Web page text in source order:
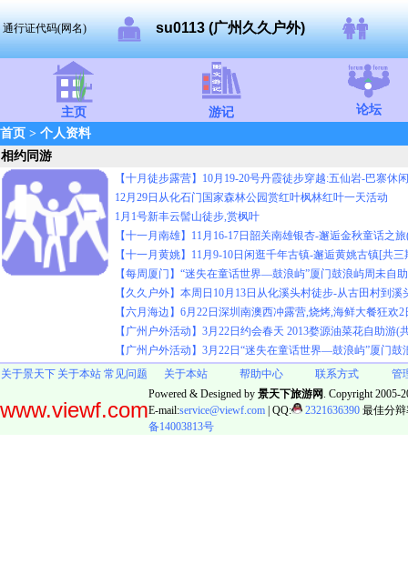
通行证代码(网名) su0113 (广州久久户外)
主页 游记
论坛
首页 > 个人资料
相约同游
【十月徒步露营】10月19-20号丹霞徒步穿越:五仙岩-巴寨休
12月29日从化石门国家森林公园赏红叶枫林红叶一天活动
1月1号新丰云髻山徒步,赏枫叶
【十一月南雄】11月16-17日韶关南雄银杏-邂逅金秋童话之
【十一月黄姚】11月9-10日闲逛千年古镇-邂逅黄姚古镇[共三
【每周厦门】“迷失在童话世界—鼓浪屿”厦门鼓浪屿周未自
【久久户外】本周日10月13日从化溪头村徒步-从古田村到溪
【六月海边】6月22日深圳南澳西冲露营,烧烤,海鲜大餐狂欢
【广州户外活动】3月22日约会春天 2013婺源油菜花自助游(
【广州户外活动】3月22日“迷失在童话世界—鼓浪屿”厦门鼓
关于景天下 关于本站 常见问题 关于本站 帮助中心 联系方式 管
www.viewf.com
Powered & Designed by 景天下旅游网 . Copyright 2005-
E-mail:service@viewf.com | QQ: 2321636390 最佳分
备14003813号